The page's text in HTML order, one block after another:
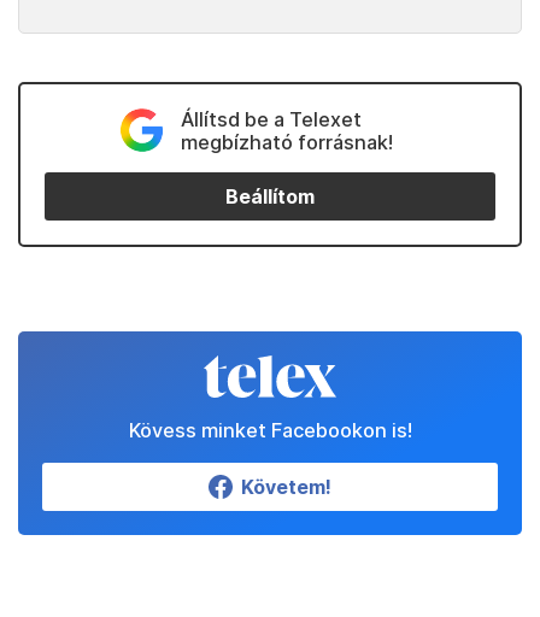
Állítsd be a Telexet
megbízható forrásnak!
Beállítom
Kövess minket Facebookon is!
Követem!